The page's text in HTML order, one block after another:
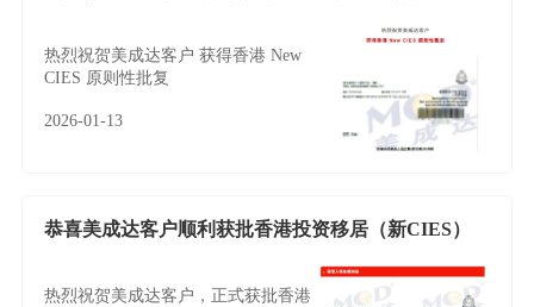
热烈祝贺美成达客户 获得香港 New
CIES 原则性批复
2026-01-13
恭喜美成达客户顺利获批香港投资移居（新CIES）
热烈祝贺美成达客户，正式获批香港